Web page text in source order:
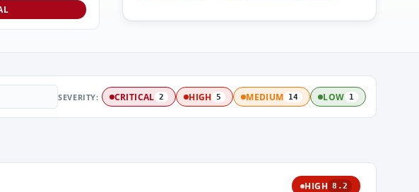
SEVERITY: CRITICAL 2 HIGH 5 MEDIUM 14 LOW 1
HIGH 8.2